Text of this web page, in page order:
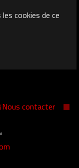
cookies de ce
Nous contacter